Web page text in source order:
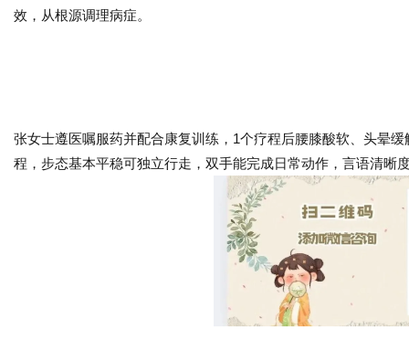
效，从根源调理病症。
张女士遵医嘱服药并配合康复训练，1个疗程后腰膝酸软、头晕
程，步态基本平稳可独立行走，双手能完成日常动作，言语清晰